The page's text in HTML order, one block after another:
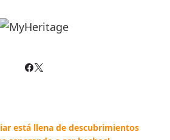
está llena de descubrimientos